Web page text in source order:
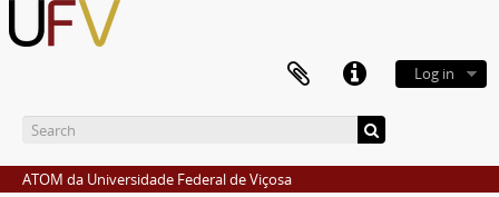
Log in
ATOM da Universidade Federal de Viçosa